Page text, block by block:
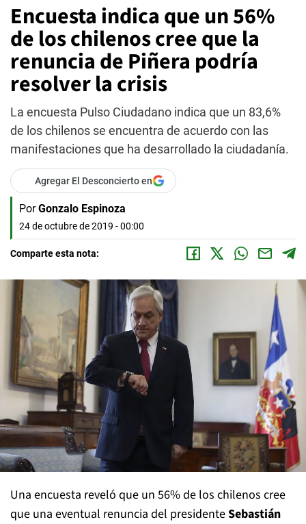
Encuesta indica que un 56%
de los chilenos cree que la
renuncia de Piñera podría
resolver la crisis
La encuesta Pulso Ciudadano indica que un 83,6%
de los chilenos se encuentra de acuerdo con las
manifestaciones que ha desarrollado la ciudadanía.
Agregar El Desconcierto en
Por Gonzalo Espinoza
24 de octubre de 2019 - 00:00
Comparte esta nota:
Una encuesta reveló que un 56% de los chilenos cree
que una eventual renuncia del presidenteSebastián